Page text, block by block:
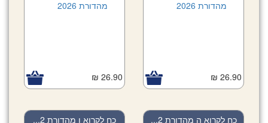
26.90 ₪
26.90 ₪
כח לקרוא ה מהדורת 2... כח לקרוא ו מהדורת 2...